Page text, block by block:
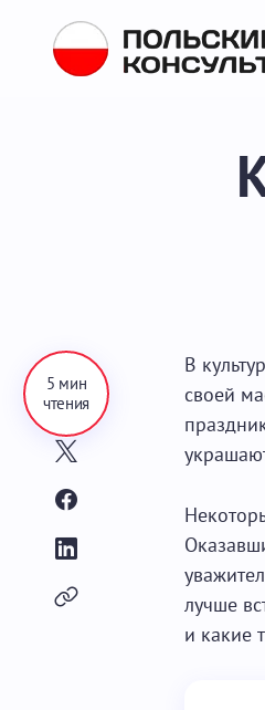
5 мин
чтения
В
своей
лучше
и какие